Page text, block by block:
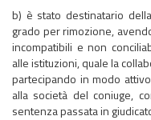
b) è stato destinatario
grado per rimozione,
incompatibili e non
alle istituzioni, quale la
partecipando in modo
alla società del coniuge,
sentenza passata in